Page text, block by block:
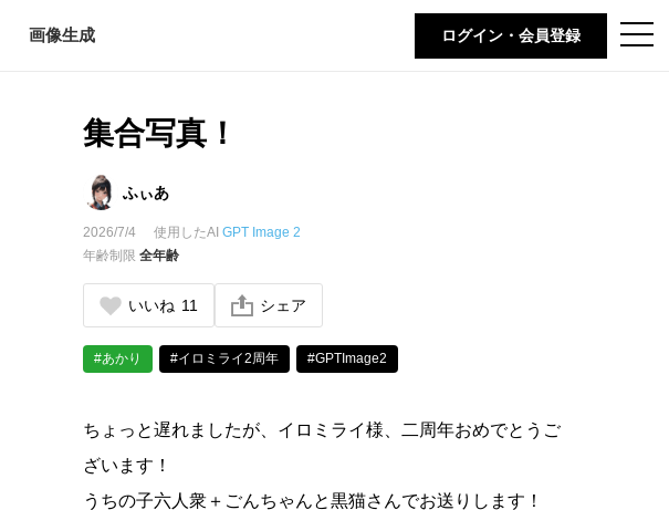
t
o
画像生成 ログイン・会員登録
集合写真！
ふぃあ
2026/7/4 使用したAI GPT Image 2
年齢制限 全年齢
いいね 11 シェア
#あかり #イロミライ2周年 #GPTImage2
ちょっと遅れましたが、イロミライ様、二周年おめでとうご
ざいます！
うちの子六人衆＋ごんちゃんと黒猫さんでお送りします！